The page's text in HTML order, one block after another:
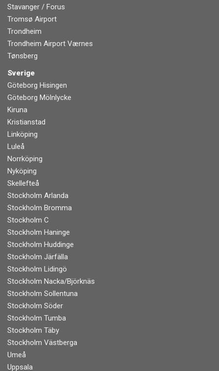
Stavanger / Forus
Tromsø Airport
Trondheim
Trondheim Airport Værnes
Tønsberg
Sverige
Göteborg Hisingen
Göteborg Mölnlycke
Kiruna
Kristianstad
Linköping
Luleå
Norrköping
Nyköping
Skellefteå
Stockholm Arlanda
Stockholm Bromma
Stockholm C
Stockholm Haninge
Stockholm Huddinge
Stockholm Järfälla
Stockholm Lidingö
Stockholm Nacka/Björknäs
Stockholm Sollentuna
Stockholm Söder
Stockholm Tumba
Stockholm Täby
Stockholm Västberga
Umeå
Uppsala